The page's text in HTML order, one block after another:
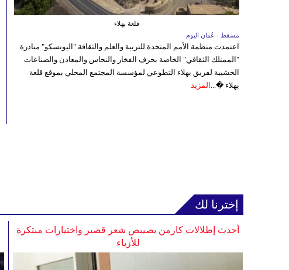
قلعة بهلاء
مسقط - عُمان اليوم
اعتمدت منظمة الأمم المتحدة للتربية والعلم والثقافة "اليونسكو" مبادرة
"الممتلك الثقافي" الخاصة بحرف الفخار والنحاس والمعادن والصناعات
الخشبية لفريق بهلاء التطوعي لمؤسسة المجتمع المحلي بموقع قلعة
بهلاء �... المزيد
إخترنا لك
أحدث إطلالات كارمن بصيبص شعر قصير واختيارات مبتكرة
للأزياء